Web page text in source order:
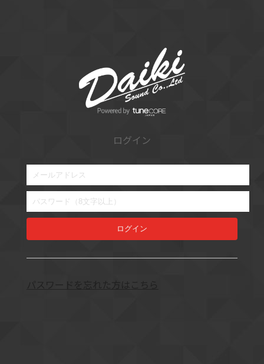
ログイン
ログイン
パスワードを忘れた方はこちら